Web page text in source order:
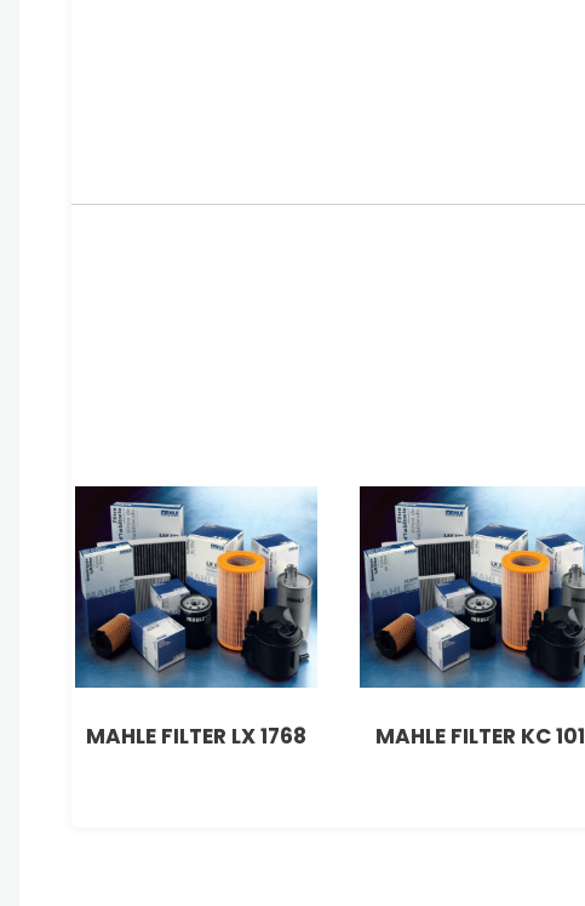
MAHLE FILTER KC 101
MAHLE FILTER LX 1768